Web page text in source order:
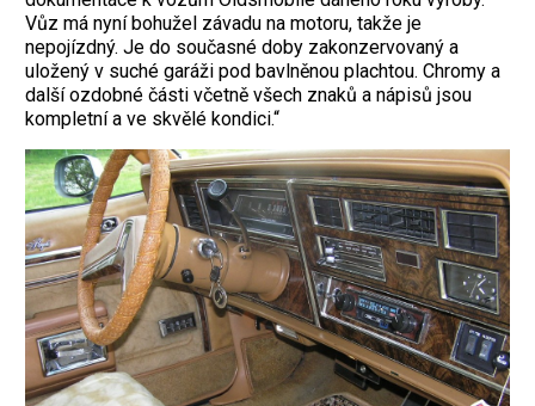
Vůz má nyní bohužel závadu na motoru, takže je
nepojízdný. Je do současné doby zakonzervovaný a
uložený v suché garáži pod bavlněnou plachtou. Chromy a
další ozdobné části včetně všech znaků a nápisů jsou
kompletní a ve skvělé kondici.“